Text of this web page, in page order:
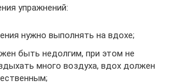
упражнений:
нужно выполнять на вдохе;
быть недолгим, при этом не
много воздуха, вдох должен